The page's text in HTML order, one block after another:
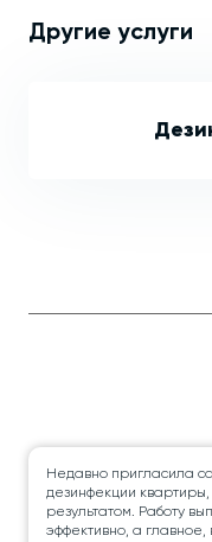
Другие услуги
Недавно пригласила
дезинфекции
результатом. Работу
эффективно, а